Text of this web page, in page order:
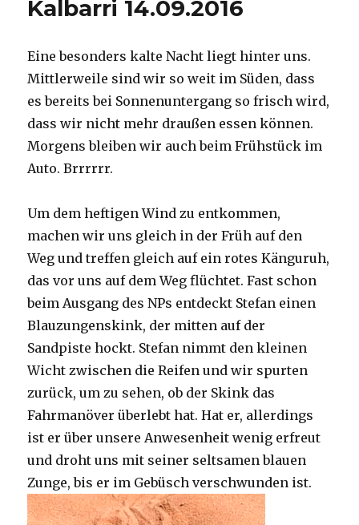
Kalbarri 14.09.2016
Eine besonders kalte Nacht liegt hinter uns.
Mittlerweile sind wir so weit im Süden, dass
es bereits bei Sonnenuntergang so frisch wird,
dass wir nicht mehr draußen essen können.
Morgens bleiben wir auch beim Frühstück im
Auto. Brrrrrr.
Um dem heftigen Wind zu entkommen,
machen wir uns gleich in der Früh auf den
Weg und treffen gleich auf ein rotes Känguruh,
das vor uns auf dem Weg flüchtet. Fast schon
beim Ausgang des NPs entdeckt Stefan einen
Blauzungenskink, der mitten auf der
Sandpiste hockt. Stefan nimmt den kleinen
Wicht zwischen die Reifen und wir spurten
zurück, um zu sehen, ob der Skink das
Fahrmanöver überlebt hat. Hat er, allerdings
ist er über unsere Anwesenheit wenig erfreut
und droht uns mit seiner seltsamen blauen
Zunge, bis er im Gebüsch verschwunden ist.